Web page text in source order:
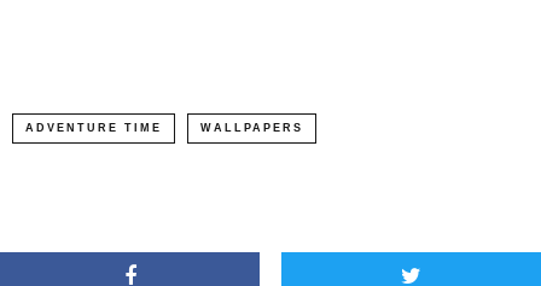
ADVENTURE TIME WALLPAPERS